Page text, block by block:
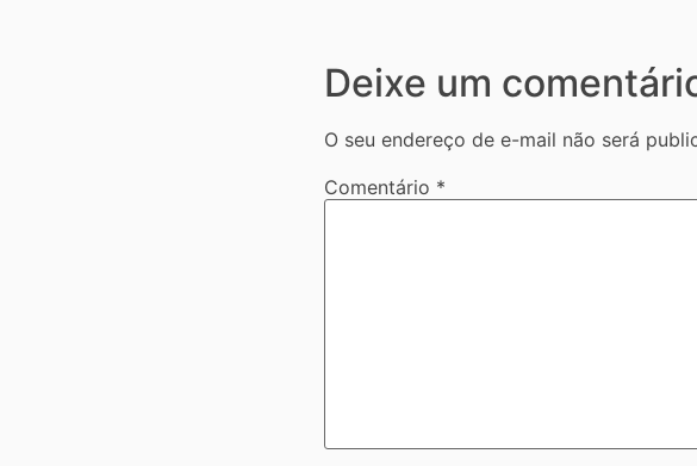
Deixe um
O seu endereço de e-mail não será
Comentário *